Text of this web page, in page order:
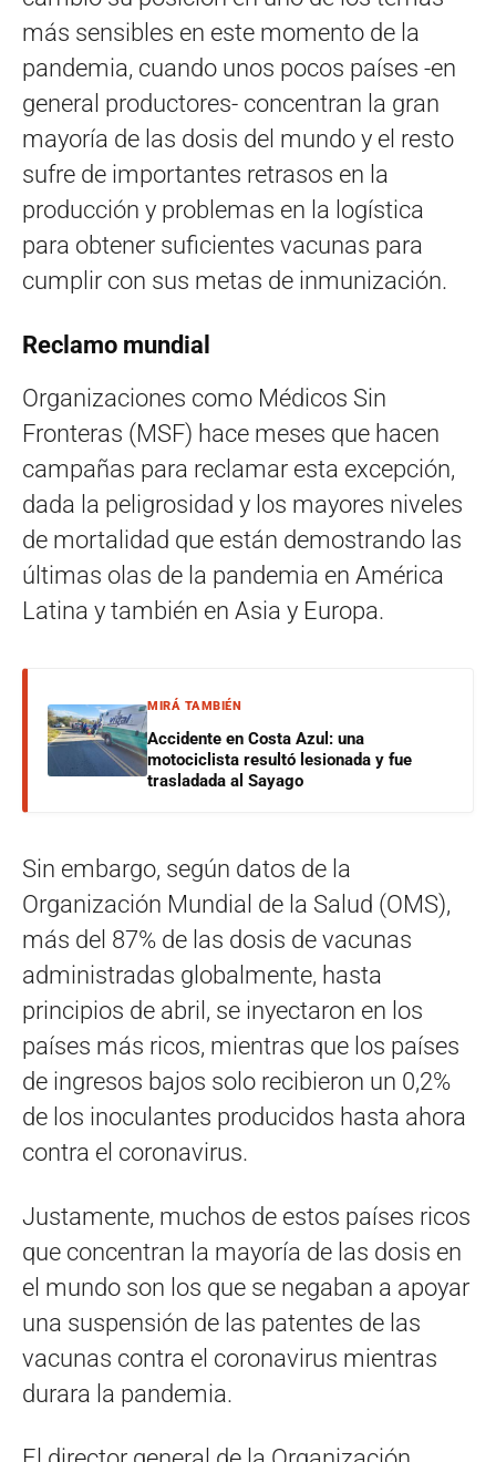
más sensibles en este momento de la
pandemia, cuando unos pocos países -en
general productores- concentran la gran
mayoría de las dosis del mundo y el resto
sufre de importantes retrasos en la
producción y problemas en la logística
para obtener suficientes vacunas para
cumplir con sus metas de inmunización.
Reclamo mundial
Organizaciones como Médicos Sin
Fronteras (MSF) hace meses que hacen
campañas para reclamar esta excepción,
dada la peligrosidad y los mayores niveles
de mortalidad que están demostrando las
últimas olas de la pandemia en América
Latina y también en Asia y Europa.
MIRÁ TAMBIÉN
Accidente en Costa Azul: una
motociclista resultó lesionada y fue
trasladada al Sayago
Sin embargo, según datos de la
Organización Mundial de la Salud (OMS),
más del 87% de las dosis de vacunas
administradas globalmente, hasta
principios de abril, se inyectaron en los
países más ricos, mientras que los países
de ingresos bajos solo recibieron un 0,2%
de los inoculantes producidos hasta ahora
contra el coronavirus.
Justamente, muchos de estos países ricos
que concentran la mayoría de las dosis en
el mundo son los que se negaban a apoyar
una suspensión de las patentes de las
vacunas contra el coronavirus mientras
durara la pandemia.